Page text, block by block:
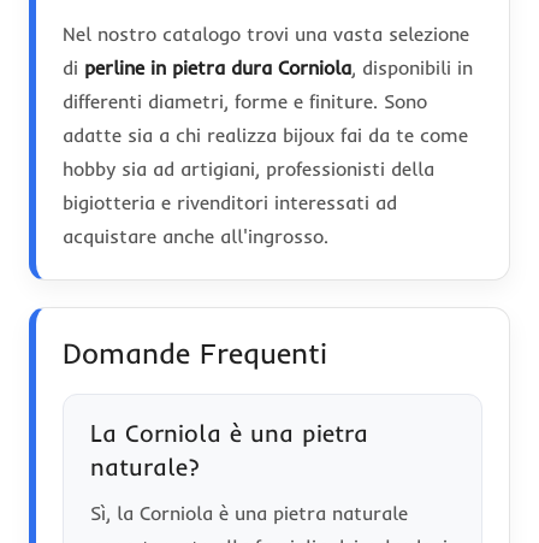
Nel nostro catalogo trovi una vasta selezione
di perline in pietra dura Corniola, disponibili in
differenti diametri, forme e finiture. Sono
adatte sia a chi realizza bijoux fai da te come
hobby sia ad artigiani, professionisti della
bigiotteria e rivenditori interessati ad
acquistare anche all'ingrosso.
Domande Frequenti
La Corniola è una pietra
naturale?
Sì, la Corniola è una pietra naturale